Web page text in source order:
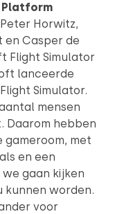
Platform
Horwitz,
en Casper de
Flight Simulator
lanceerde
Simulator.
mensen
hebben
gameroom, met
en een
we gaan kijken
kunnen worden.
voor